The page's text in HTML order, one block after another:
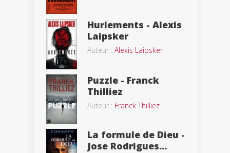
Hurlements - Alexis
Laipsker
Auteur : Alexis Laipsker
Puzzle - Franck
Thilliez
Auteur : Franck Thilliez
La formule de Dieu -
Jose Rodrigues...